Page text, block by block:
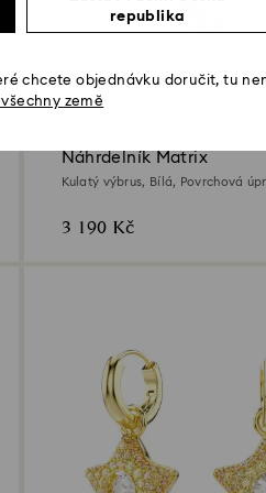
2 Barvách
Náhrdelník Matrix
Kulatý výbrus, Bílá, Povrchová
3 190 Kč
republika
chcete objednávku doručit, tu
země